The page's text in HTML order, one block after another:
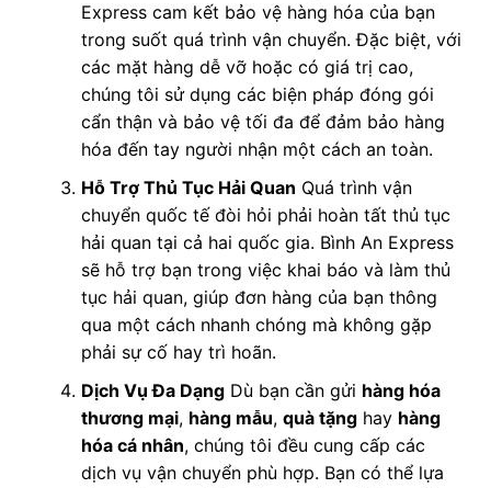
Express cam kết bảo vệ hàng hóa của bạn
trong suốt quá trình vận chuyển. Đặc biệt, với
các mặt hàng dễ vỡ hoặc có giá trị cao,
chúng tôi sử dụng các biện pháp đóng gói
cẩn thận và bảo vệ tối đa để đảm bảo hàng
hóa đến tay người nhận một cách an toàn.
Hỗ Trợ Thủ Tục Hải Quan Quá trình vận
chuyển quốc tế đòi hỏi phải hoàn tất thủ tục
hải quan tại cả hai quốc gia. Bình An Express
sẽ hỗ trợ bạn trong việc khai báo và làm thủ
tục hải quan, giúp đơn hàng của bạn thông
qua một cách nhanh chóng mà không gặp
phải sự cố hay trì hoãn.
Dịch Vụ Đa DạngDù bạn cần gửi hàng hóa
thương mại, hàng mẫu, quà tặnghay hàng
hóa cá nhân, chúng tôi đều cung cấp các
dịch vụ vận chuyển phù hợp. Bạn có thể lựa